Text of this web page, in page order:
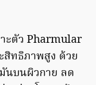
ะตัว Pharmular
ทธิภาพสูง ด้วย
นบนผิวกาย ลด